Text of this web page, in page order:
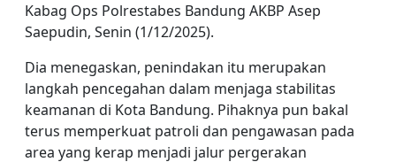
Kabag Ops Polrestabes Bandung AKBP Asep
Saepudin, Senin (1/12/2025).
Dia menegaskan, penindakan itu merupakan
langkah pencegahan dalam menjaga stabilitas
keamanan di Kota Bandung. Pihaknya pun bakal
terus memperkuat patroli dan pengawasan pada
area yang kerap menjadi jalur pergerakan